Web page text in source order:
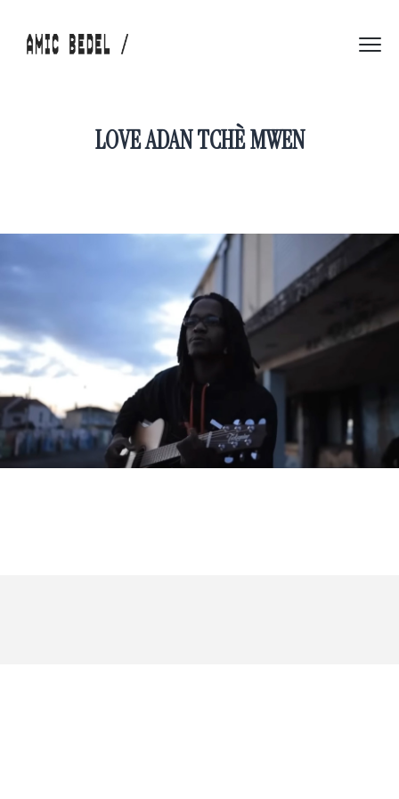
LOVE ADAN TCHÈ MWEN